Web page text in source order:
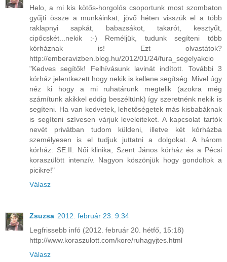
Helo, a mi kis kötős-horgolós csoportunk most szombaton
gyűjti össze a munkáinkat, jövő héten visszük el a több
raklapnyi sapkát, babazsákot, takarót, kesztyűt,
cipőcskét...nekik :-) Reméljük, tudunk segíteni több
kórháznak is! Ezt olvastátok?
http://emberavizben.blog.hu/2012/01/24/fura_segelyakcio
"Kedves segítők! Felhívásunk lavinát indított. További 3
kórház jelentkezett hogy nekik is kellene segítség. Mivel úgy
néz ki hogy a mi ruhatárunk megtelik (azokra még
számítunk akikkel eddig beszéltünk) így szeretnénk nekik is
segíteni. Ha van kedvetek, lehetőségetek más kisbabáknak
is segíteni szívesen várjuk leveleiteket. A kapcsolat tartók
nevét privátban tudom küldeni, illetve két kórházba
személyesen is el tudjuk juttatni a dolgokat. A három
kórház: SE.II. Női klinika, Szent János kórház és a Pécsi
koraszülött intenzív. Nagyon köszönjük hogy gondoltok a
picikre!"
Válasz
Zsuzsa 2012. február 23. 9:34
Legfrissebb infó (2012. február 20. hétfő, 15:18)
http://www.koraszulott.com/kore/ruhagyjtes.html
Válasz